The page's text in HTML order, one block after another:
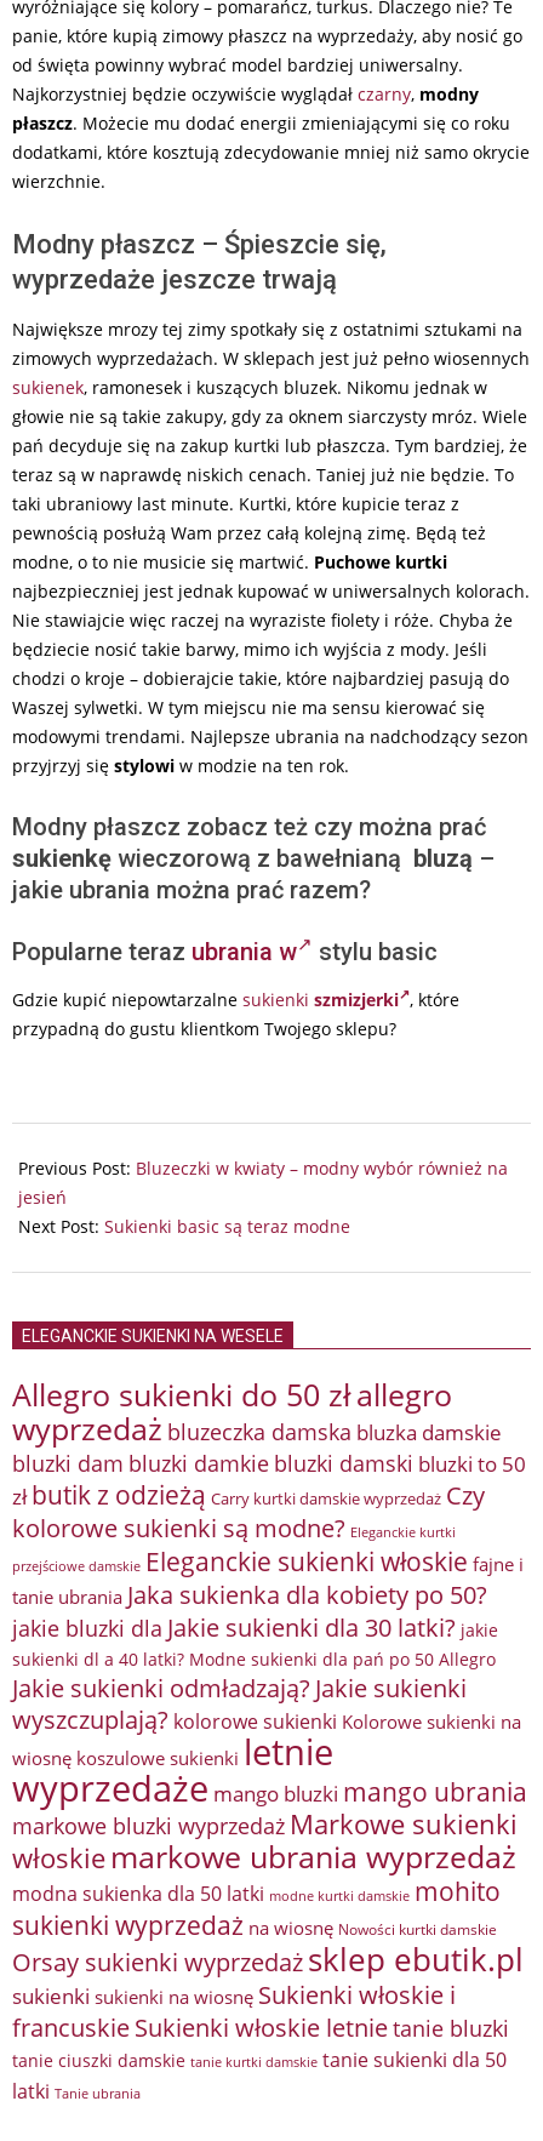
wyróżniające się kolory – pomarańcz, turkus. Dlaczego nie? Te
panie, które kupią zimowy płaszcz na wyprzedaży, aby nosić go
od święta powinny wybrać model bardziej uniwersalny.
Najkorzystniej będzie oczywiście wyglądał czarny, modny
płaszcz. Możecie mu dodać energii zmieniającymi się co roku
dodatkami, które kosztują zdecydowanie mniej niż samo okrycie
wierzchnie.
Modny płaszcz – Śpieszcie się,
wyprzedaże jeszcze trwają
Największe mrozy tej zimy spotkały się z ostatnimi sztukami na
zimowych wyprzedażach. W sklepach jest już pełno wiosennych
sukienek, ramonesek i kuszących bluzek. Nikomu jednak w
głowie nie są takie zakupy, gdy za oknem siarczysty mróz. Wiele
pań decyduje się na zakup kurtki lub płaszcza. Tym bardziej, że
teraz są w naprawdę niskich cenach. Taniej już nie będzie. To
taki ubraniowy last minute. Kurtki, które kupicie teraz z
pewnością posłużą Wam przez całą kolejną zimę. Będą też
modne, o to nie musicie się martwić. Puchowe kurtki
najbezpieczniej jest jednak kupować w uniwersalnych kolorach.
Nie stawiajcie więc raczej na wyraziste fiolety i róże. Chyba że
będziecie nosić takie barwy, mimo ich wyjścia z mody. Jeśli
chodzi o kroje – dobierajcie takie, które najbardziej pasują do
Waszej sylwetki. W tym miejscu nie ma sensu kierować się
modowymi trendami. Najlepsze ubrania na nadchodzący sezon
przyjrzyj się stylowi w modzie na ten rok.
Modny płaszcz zobacz też czy można prać
sukienkę wieczorową z bawełnianą bluzą –
jakie ubrania można prać razem?
Popularne teraz ubrania w stylu basic
Gdzie kupić niepowtarzalne sukienki szmizjerki , które
przypadną do gustu klientkom Twojego sklepu?
10-
06
Previous Post: Bluzeczki w kwiaty – modny wybór również na
jesień
Next Post: Sukienki basic są teraz modne
ELEGANCKIE SUKIENKI NA WESELE
Allegro sukienki do 50 złallegro
wyprzedaż bluzeczka damska bluzka damskie
bluzki dam bluzki damkie bluzki damski bluzki to 50
zł butik z odzieżą Carry kurtki damskie wyprzedaż Czy
kolorowe sukienki są modne? Eleganckie kurtki
przejściowe damskie Eleganckie sukienki włoskie fajne i
tanie ubrania Jaka sukienka dla kobiety po 50?
jakie bluzki dla Jakie sukienki dla 30 latki? jakie
sukienki dl a 40 latki? Modne sukienki dla pań po 50 Allegro
Jakie sukienki odmładzają? Jakie sukienki
wyszczuplają? kolorowe sukienki Kolorowe sukienki na
wiosnę koszulowe sukienki letnie
wyprzedaże mango bluzki mango ubrania
markowe bluzki wyprzedaż Markowe sukienki
włoskie markowe ubrania wyprzedaż
modna sukienka dla 50 latki modne kurtki damskie mohito
sukienki wyprzedaż na wiosnę Nowości kurtki damskie
Orsay sukienki wyprzedażsklep ebutik.pl
sukienki sukienki na wiosnę Sukienki włoskie i
francuskieSukienki włoskie letnietanie bluzki
tanie ciuszki damskie tanie kurtki damskie tanie sukienki dla 50
latki Tanie ubrania